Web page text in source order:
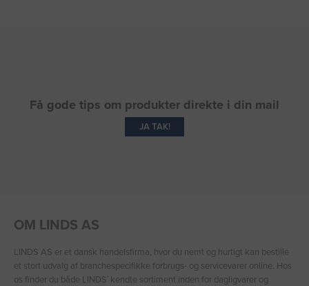
Få gode tips om produkter direkte i din mail
JA TAK!
OM LINDS AS
LINDS AS er et dansk handelsfirma, hvor du nemt og hurtigt kan bestille
et stort udvalg af branchespecifikke forbrugs- og servicevarer online. Hos
os finder du både LINDS′ kendte sortiment inden for dagligvarer og